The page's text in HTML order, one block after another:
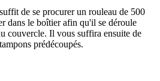
de se procurer un rouleau de 500
dans le boîtier afin qu'il se déroule
couvercle. Il vous suffira ensuite de
prédécoupés.